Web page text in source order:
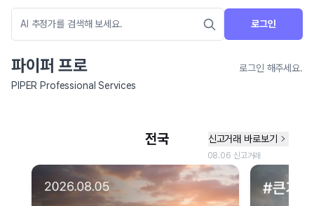
로그인
파이퍼 프로
로그인 해주세요.
PIPER Professional Services